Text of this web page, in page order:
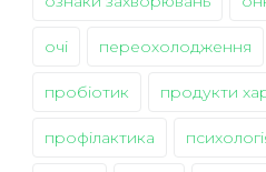
очі переохолодження
пробіотик продукти
профілактика